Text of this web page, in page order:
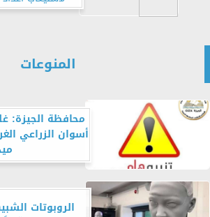
المنوعات
محافظة الجيزة:
أسوان الزراعي
الروبوتات